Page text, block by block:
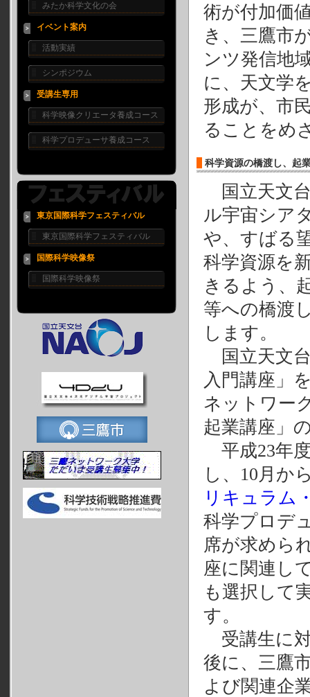
みたか科学文化の会
イベント案内
活動実績
シンポジウム
受講生専用
科学映像クリエータ養成コース
科学プロデューサ養成コース
東京国際科学フェスティバル
東京国際科学フェスティバル
国際科学映像祭
国際科学映像祭
術が付加価
き、三鷹市
ンツ発信地
に、天文学
形成が、市
ることをめ
科学資源の橋渡し、起
国立天文
ル宇宙シア
や、すばる
科学資源を
きるよう、
等への橋渡
します。
国立天文
入門講座」
ネットワー
起業講座」
平成23年
し、10月か
リキュラム
科学プロデ
席が求めら
座に関連し
も選択して
す。
受講生に
後に、三鷹
よび関連企